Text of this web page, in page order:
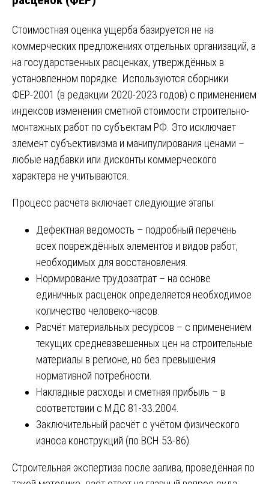
Стоимостная оценка ущерба базируется не на
коммерческих предложениях отдельных организаций, а
на государственных расценках, утверждённых в
установленном порядке. Используются сборники
ФЕР-2001 (в редакции 2020-2023 годов) с применением
индексов изменения сметной стоимости строительно-
монтажных работ по субъектам РФ. Это исключает
элемент субъективизма и манипулирования ценами –
любые надбавки или дисконты коммерческого
характера не учитываются.
Процесс расчёта включает следующие этапы:
Дефектная ведомость – подробный перечень
всех повреждённых элементов и видов работ,
необходимых для восстановления.
Нормирование трудозатрат – на основе
единичных расценок определяется необходимое
количество человеко-часов.
Расчёт материальных ресурсов – с применением
текущих средневзвешенных цен на строительные
материалы в регионе, но без превышения
нормативной потребности.
Накладные расходы и сметная прибыль – в
соответствии с МДС 81-33.2004.
Заключительный расчёт с учётом физического
износа конструкций (по ВСН 53-86).
Строительная экспертиза после залива, проведённая по